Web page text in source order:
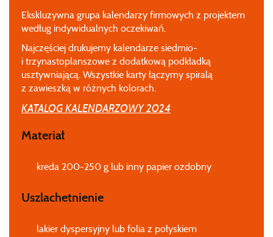
Ekskluzywna grupa kalendarzy firmowych z projektem
według indywidualnych oczekiwań.
Najczęściej drukujemy kalendarze siedmio-
i trzynastoplanszowe z dodatkową podkładką
usztywniającą. Wszystkie karty łączymy spiralą
z zawieszką w różnych kolorach.
KATALOG KALENDARZOWY 2024
Materiał
kreda 200-250 g lub inny papier ozdobny
Uszlachetnienie
lakier dyspersyjny lub folia z połyskiem